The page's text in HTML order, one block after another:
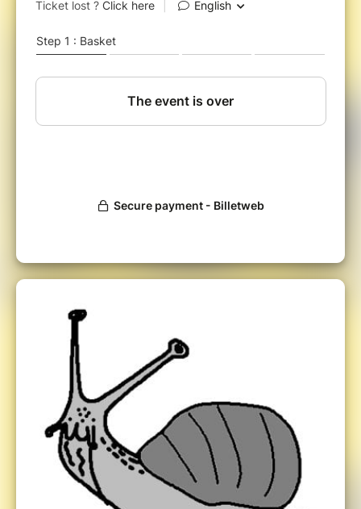
activement à l'atelier et tenter de répondre